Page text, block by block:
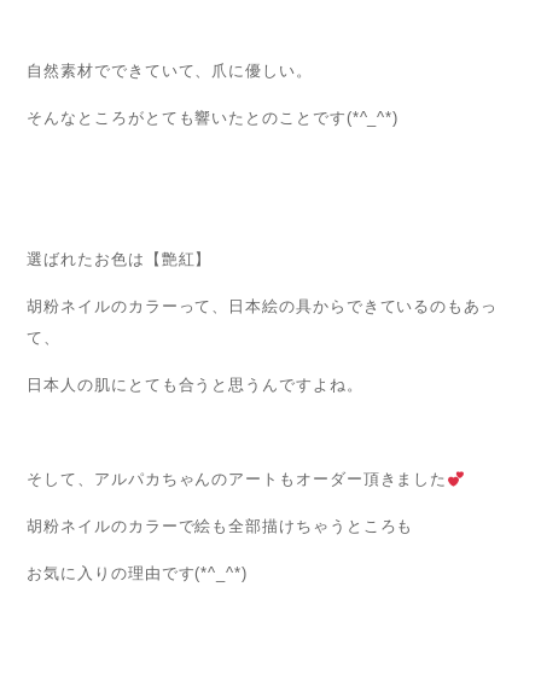
自然素材でできていて、爪に優しい。
そんなところがとても響いたとのことです(*^_^*)
選ばれたお色は【艶紅】
胡粉ネイルのカラーって、日本絵の具からできているのもあっ
て、
日本人の肌にとても合うと思うんですよね。
そして、アルパカちゃんのアートもオーダー頂きました
胡粉ネイルのカラーで絵も全部描けちゃうところも
お気に入りの理由です(*^_^*)